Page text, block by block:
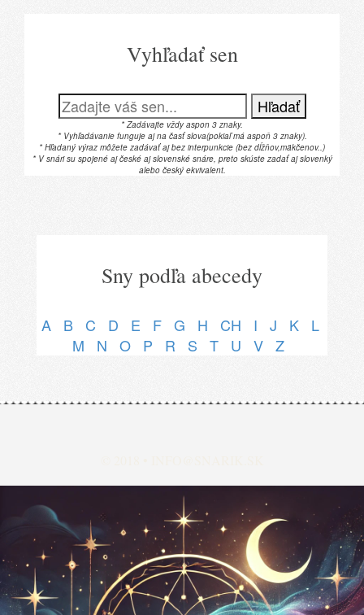
Vyhľadať sen
Hľadať
* Zadávajte vždy aspon 3 znaky.
* Vyhľadávanie funguje aj na časť slova(pokiaľ má aspoň 3 znaky).
* Hľadaný výraz môžete zadávať aj bez interpunkcie (bez dĺžňov,mäkčenov..)
* V snári su spojené aj české aj slovenské snáre, preto skúste zadať aj slovenký
alebo český ekvivalent.
Sny podľa abecedy
A B C D E F G H CH I J K
L
M
N O P R S T U V Z